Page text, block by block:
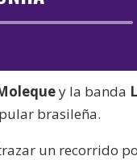
y la banda
brasileña.
un recorrido